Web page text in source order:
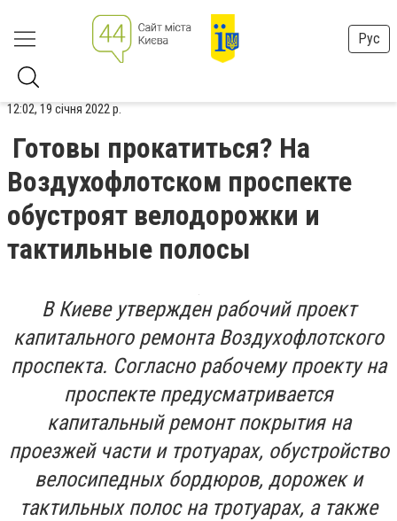
Рус
12:02, 19 січня 2022 р.
Готовы прокатиться? На
Воздухофлотском проспекте
обустроят велодорожки и
тактильные полосы
В Киеве утвержден рабочий проект
капитального ремонта Воздухофлотского
проспекта. Согласно рабочему проекту на
проспекте предусматривается
капитальный ремонт покрытия на
проезжей части и тротуарах, обустройство
велосипедных бордюров, дорожек и
тактильных полос на тротуарах, а также